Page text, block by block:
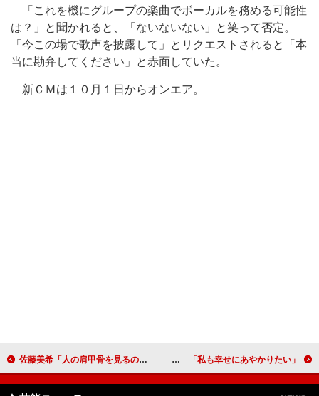
「これを機にグループの楽曲でボーカルを務める可能性
は？」と聞かれると、「ないないない」と笑って否定。
「今この場で歌声を披露して」とリクエストされると「本
当に勘弁してください」と赤面していた。
新ＣＭは１０月１日からオンエア。
佐藤美希「人の肩甲骨を見るのが好き」 ファースト写真集発売に「目が潤みました」 高橋みなみ、新婚の前田敦子を祝福 「私も幸せにあやかりたい」